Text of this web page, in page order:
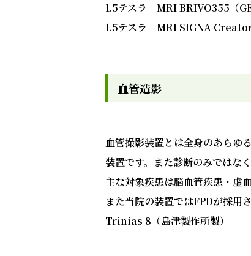
1.5テスラ MRI BRIVO355（GE
1.5テスラ MRI SIGNA Creator
血管造影
血管撮影装置とは全身のあらゆ
装置です。また診断のみでは
主な対象疾患は脳血管疾患・虚
また当院の装置ではFPDが採用
Trinias 8（島津製作所製）